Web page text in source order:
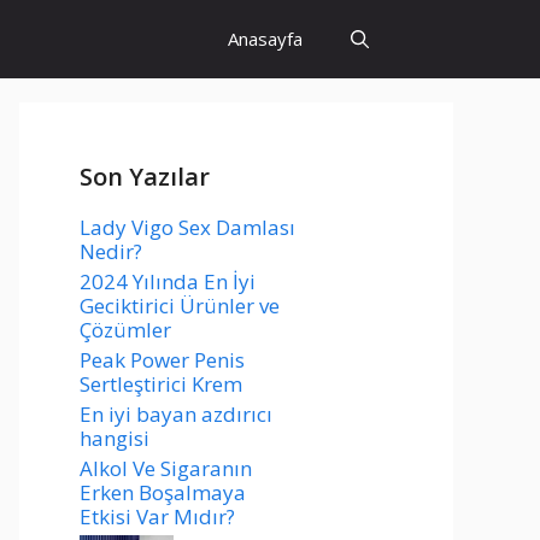
Anasayfa
Son Yazılar
Lady Vigo Sex Damlası
Nedir?
2024 Yılında En İyi
Geciktirici Ürünler ve
Çözümler
Peak Power Penis
Sertleştirici Krem
En iyi bayan azdırıcı
hangisi
Alkol Ve Sigaranın
Erken Boşalmaya
Etkisi Var Mıdır?